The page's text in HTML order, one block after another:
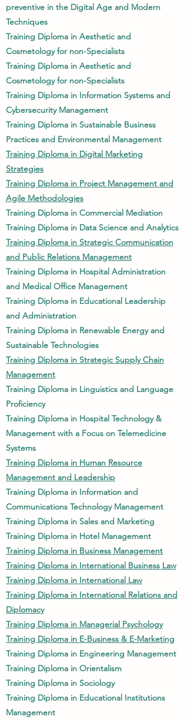
preventive in the Digital Age and Modern
Techniques
Training Diploma in Aesthetic and
Cosmetology for non-Specialists
Training Diploma in Aesthetic and
Cosmetology for non-Specialists
Training Diploma in Information Systems and
Cybersecurity Management
Training Diploma in Sustainable Business
Practices and Environmental Management
Training Diploma in Digital Marketing
Strategies
Training Diploma in Project Management and
Agile Methodologies
Training Diploma in Commercial Mediation
Training Diploma in Data Science and Analytics
Training Diploma in Strategic Communication
and Public Relations Management
Training Diploma in Hospital Administration
and Medical Office Management
Training Diploma in Educational Leadership
and Administration
Training Diploma in Renewable Energy and
Sustainable Technologies
Training Diploma in Strategic Supply Chain
Management
Training Diploma in Linguistics and Language
Proficiency
Training Diploma in Hospital Technology &
Management with a Focus on Telemedicine
Systems
Training Diploma in Human Resource
Management and Leadership
Training Diploma in Information and
Communications Technology Management
Training Diploma in Sales and Marketing
Training Diploma in Hotel Management
Training Diploma in Business Management
Training Diploma in International Business Law
Training Diploma in International Law
Training Diploma in International Relations and
Diplomacy
Training Diploma in Managerial Psychology
Training Diploma in E-Business & E-Marketing
Training Diploma in Engineering Management
Training Diploma in Orientalism
Training Diploma in Sociology
Training Diploma in Educational Institutions
Management